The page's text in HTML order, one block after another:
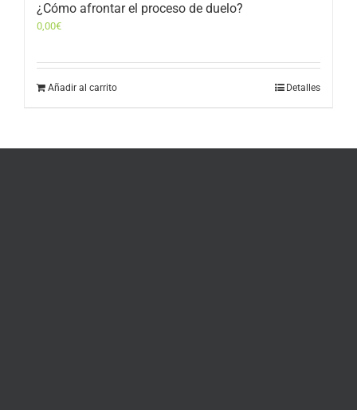
¿Cómo afrontar el proceso de duelo?
0,00€
Añadir al carrito Detalles